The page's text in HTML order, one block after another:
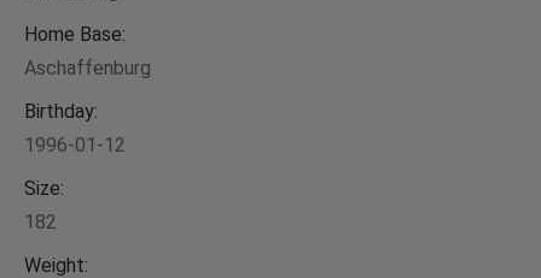
Home Base:
Aschaffenburg
Birthday:
1996-01-12
Size:
182
Weight: